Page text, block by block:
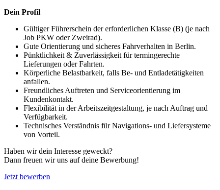
Dein Profil
Gültiger Führerschein der erforderlichen Klasse (B) (je nach
Job PKW oder Zweirad).
Gute Orientierung und sicheres Fahrverhalten in Berlin.
Pünktlichkeit & Zuverlässigkeit für termingerechte
Lieferungen oder Fahrten.
Körperliche Belastbarkeit, falls Be- und Entladetätigkeiten
anfallen.
Freundliches Auftreten und Serviceorientierung im
Kundenkontakt.
Flexibilität in der Arbeitszeitgestaltung, je nach Auftrag und
Verfügbarkeit.
Technisches Verständnis für Navigations- und Liefersysteme
von Vorteil.
Haben wir dein Interesse geweckt?
Dann freuen wir uns auf deine Bewerbung!
Jetzt bewerben